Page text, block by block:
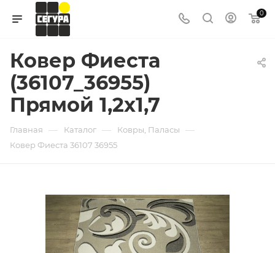
0
Ковер Фиеста
(36107_36955)
Прямой 1,2х1,7
Главная — Каталог — Ковры, Паласы —
Ковер Фиеста 36107 36955